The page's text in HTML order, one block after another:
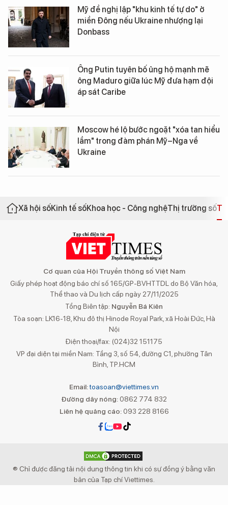
Mỹ đề nghị lập "khu kinh tế tự do" ở
miền Đông nếu Ukraine nhượng lại
Donbass
Ông Putin tuyên bố ủng hộ mạnh mẽ
ông Maduro giữa lúc Mỹ đưa hạm đội
áp sát Caribe
Moscow hé lộ bước ngoặt "xóa tan hiểu
lầm" trong đàm phán Mỹ–Nga về
Ukraine
Xã hội sốKinh tế sốKhoa học - Công nghệThị trường số
Cơ quan của Hội Truyền thông số Việt Nam
Giấy phép hoạt động báo chí số 165/GP-BVHTTDL do Bộ Văn hóa,
Thể thao và Du lịch cấp ngày 27/11/2025
Tổng Biên tập: Nguyễn Bá Kiên
Tòa soạn: LK16-18, Khu đô thị Hinode Royal Park, xã Hoài Đức, Hà
Nội
Điện thoại/fax: (024)32 151175
VP đại diện tại miền Nam: Tầng 3, số 54, đường C1, phường Tân
Bình, TP.HCM
Email:toasoan@viettimes.vn
Đường dây nóng: 0862 774 832
Liên hệ quảng cáo:093 228 8166
® Chỉ được đăng tải nội dung thông tin khi có sự đồng ý bằng văn
bản của Tạp chí Viettimes.